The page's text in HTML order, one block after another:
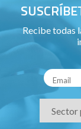
Recibe todas